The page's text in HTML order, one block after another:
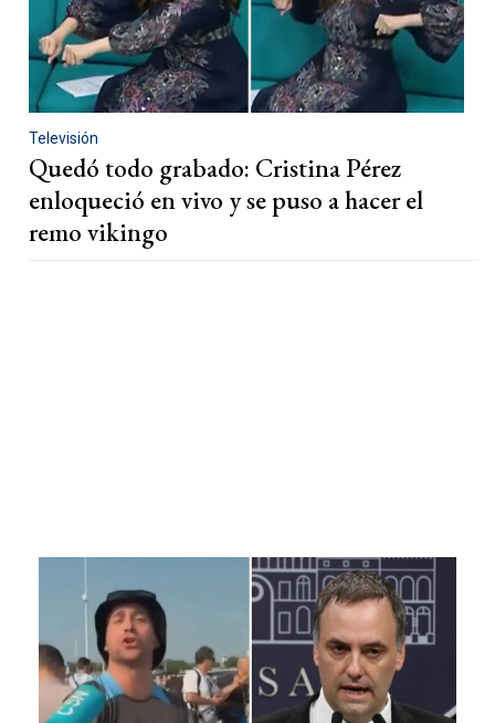
Televisión
Quedó todo grabado: Cristina Pérez
enloqueció en vivo y se puso a hacer el
remo vikingo